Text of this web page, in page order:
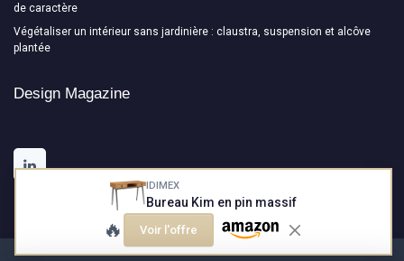
IDIMEX
Bureau Kim en pin massif
🔥 Voir l'offre
de caractère
Végétaliser un intérieur sans jardinière : claustra, suspension et alcôve
plantée
Design Magazine